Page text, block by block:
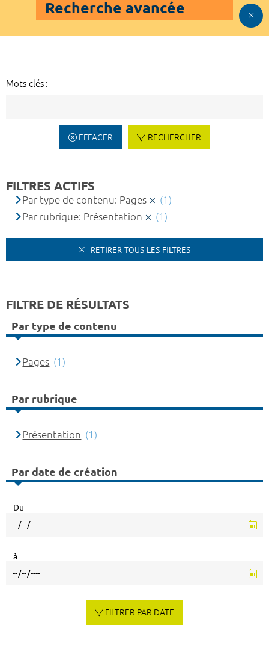
Recherche avancée
Mots-clés :
EFFACER RECHERCHER
FILTRES ACTIFS
Par type de contenu: Pages
(1)
Par rubrique: Présentation
(1)
RETIRER TOUS LES FILTRES
FILTRE DE RÉSULTATS
Par type de contenu
Pages (1)
Par rubrique
Présentation (1)
Par date de création
Du
à
FILTRER PAR DATE